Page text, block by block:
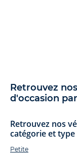
Retrouvez
d'occasion
Retrouvez nos
catégorie et type
Petite